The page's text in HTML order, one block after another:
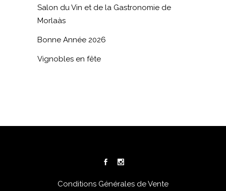
Salon du Vin et de la Gastronomie de
Morlaàs
Bonne Année 2026
Vignobles en fête
Conditions Générales de Vente